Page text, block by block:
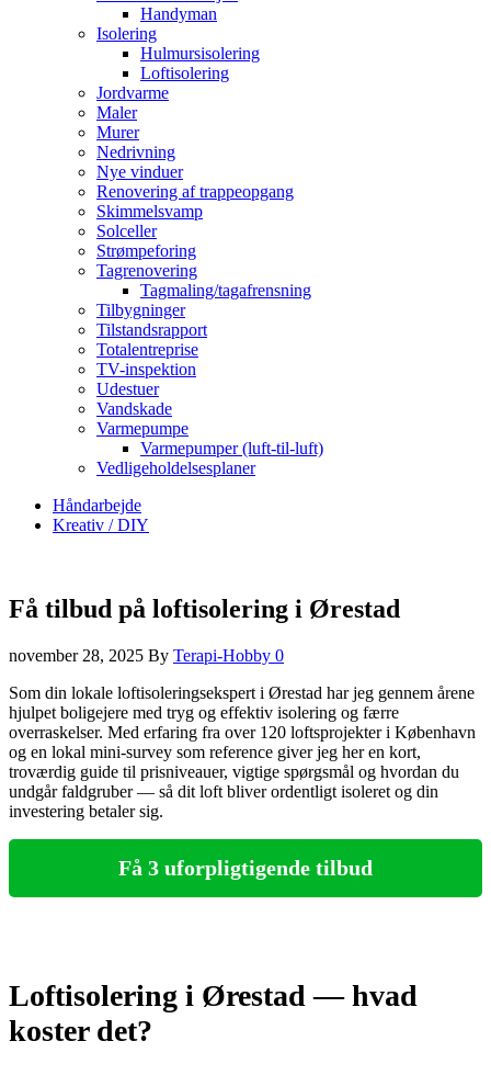
Handyman
Isolering
Hulmursisolering
Loftisolering
Jordvarme
Maler
Murer
Nedrivning
Nye vinduer
Renovering af trappeopgang
Skimmelsvamp
Solceller
Strømpeforing
Tagrenovering
Tagmaling/tagafrensning
Tilbygninger
Tilstandsrapport
Totalentreprise
TV-inspektion
Udestuer
Vandskade
Varmepumpe
Varmepumper (luft-til-luft)
Vedligeholdelsesplaner
Håndarbejde
Kreativ / DIY
Få tilbud på loftisolering i Ørestad
november 28, 2025 By Terapi-Hobby 0
Som din lokale loftisoleringsekspert i Ørestad har jeg gennem årene
hjulpet boligejere med tryg og effektiv isolering og færre
overraskelser. Med erfaring fra over 120 loftsprojekter i København
og en lokal mini-survey som reference giver jeg her en kort,
troværdig guide til prisniveauer, vigtige spørgsmål og hvordan du
undgår faldgruber — så dit loft bliver ordentligt isoleret og din
investering betaler sig.
Få 3 uforpligtigende tilbud
Loftisolering i Ørestad — hvad
koster det?